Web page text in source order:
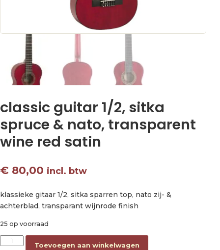
classic guitar 1/2, sitka
spruce & nato, transparent
wine red satin
€ 80,00 incl. btw
klassieke gitaar 1/2, sitka sparren top, nato zij- &
achterblad, transparant wijnrode finish
25 op voorraad
classic guitar 1/2, sitka spruce & nato, transparent wine red
Toevoegen aan winkelwagen